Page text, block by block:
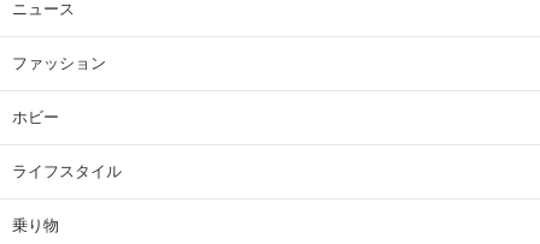
ニュース
ファッション
ホビー
ライフスタイル
乗り物